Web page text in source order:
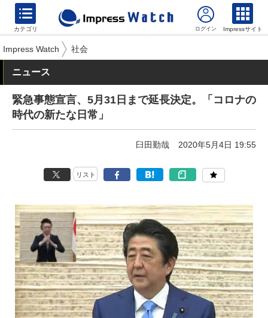
カテゴリ Impressサイト
Impress Watch 社会
ニュース
緊急事態宣言、5月31日まで延長決定。「コロナの
時代の新たな日常」
臼田勤哉 2020年5月4日 19:55
リスト